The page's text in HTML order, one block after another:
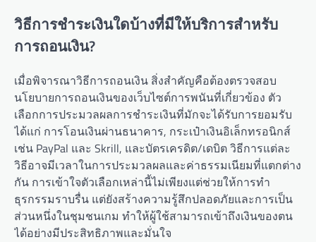
วิธีการชำระเงินใดบ้างที่มีให้บริการสำหรับ
การถอนเงิน?
เมื่อพิจารณาวิธีการถอนเงิน สิ่งสำคัญคือต้องตรวจสอบ
นโยบายการถอนเงินของเว็บไซต์การพนันที่เกี่ยวข้อง ตัว
เลือกการประมวลผลการชำระเงินที่มักจะได้รับการยอมรับ
ได้แก่ การโอนเงินผ่านธนาคาร, กระเป๋าเงินอิเล็กทรอนิกส์
เช่น PayPal และ Skrill, และบัตรเครดิต/เดบิต วิธีการแต่ละ
วิธีอาจมีเวลาในการประมวลผลและค่าธรรมเนียมที่แตกต่าง
กัน การเข้าใจตัวเลือกเหล่านี้ไม่เพียงแต่ช่วยให้การทำ
ธุรกรรมราบรื่น แต่ยังสร้างความรู้สึกปลอดภัยและการเป็น
ส่วนหนึ่งในชุมชนเกม ทำให้ผู้ใช้สามารถเข้าถึงเงินของตน
ได้อย่างมีประสิทธิภาพและมั่นใจ